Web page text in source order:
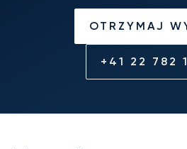
OTRZYMAJ
+41 22 782